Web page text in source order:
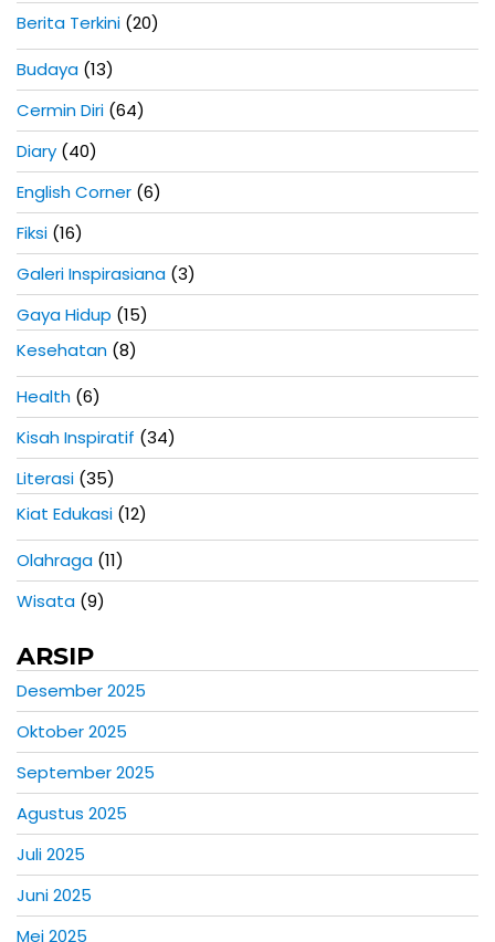
Berita Terkini (20)
Budaya (13)
Cermin Diri (64)
Diary (40)
English Corner (6)
Fiksi (16)
Galeri Inspirasiana (3)
Gaya Hidup (15)
Kesehatan (8)
Health (6)
Kisah Inspiratif (34)
Literasi (35)
Kiat Edukasi (12)
Olahraga (11)
Wisata (9)
ARSIP
Desember 2025
Oktober 2025
September 2025
Agustus 2025
Juli 2025
Juni 2025
Mei 2025